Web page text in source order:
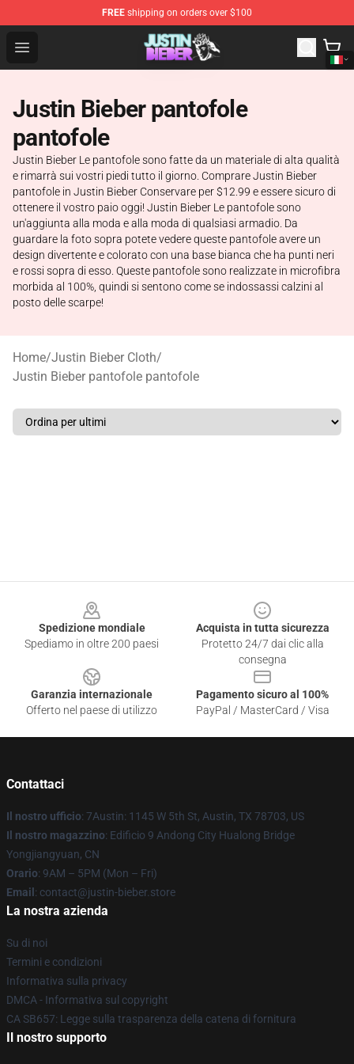
FREE shipping on orders over $100
Open menu
Justin Bieber Store - Official Justin Bieber Merchandise
Justin Bieber pantofole
pantofole
Justin Bieber Le pantofole sono fatte da un materiale di alta qualità
e rimarrà sui vostri piedi tutto il giorno. Comprare Justin Bieber
pantofole in Justin Bieber Conservare per $12.99 e essere sicuro di
ottenere il vostro paio oggi! Justin Bieber Le pantofole sono
un'aggiunta alla moda e alla moda di qualsiasi armadio. Da
guardare la foto sopra potete vedere queste pantofole avere un
design divertente e colorato con una base bianca che ha punti neri
e rossi sopra di esso. Queste pantofole sono realizzate in microfibra
morbida al 100%, quindi si sentono come se indossassi calzini al
posto delle scarpe!
Home/Justin Bieber Cloth/
Justin Bieber pantofole pantofole
Spedizione mondiale
Spediamo in oltre 200 paesi
Acquista in tutta sicurezza
Protetto 24/7 dai clic alla
consegna
Garanzia internazionale
Offerto nel paese di utilizzo
Pagamento sicuro al 100%
PayPal / MasterCard / Visa
Contattaci
Il nostro ufficio: 7Austin: 1145 W 5th St, Austin, TX 78703, US
Il nostro magazzino: Edificio 9 Andong City Hualong Bridge
Yongjiangyuan, CN
Orario: 9AM – 5PM (Mon – Fri)
Email : contact@justin-bieber.store
La nostra azienda
Su di noi
Termini e condizioni
Informativa sulla privacy
DMCA - Informativa sul copyright
CA SB657: Legge sulla trasparenza della catena di fornitura
Il nostro supporto